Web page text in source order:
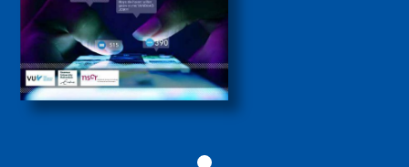
Politiekunde
Politiekunde